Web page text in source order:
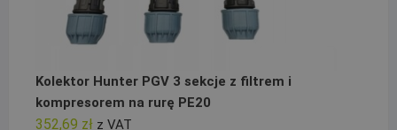
Kolektor Hunter PGV 3 sekcje z filtrem i
kompresorem na rurę PE20
352,69 zł z VAT